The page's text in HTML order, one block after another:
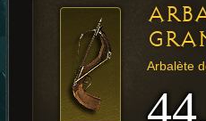
Arbalète